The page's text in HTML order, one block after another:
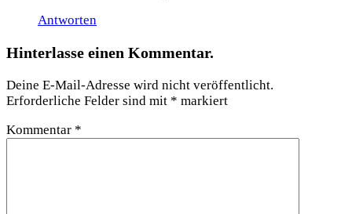
Antworten
Hinterlasse einen Kommentar.
Deine E-Mail-Adresse wird nicht veröffentlicht.
Erforderliche Felder sind mit * markiert
Kommentar *